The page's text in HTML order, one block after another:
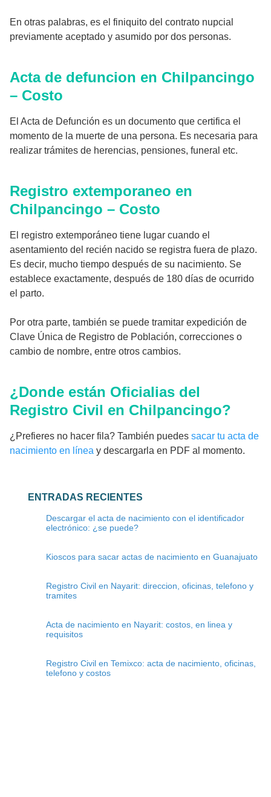
En otras palabras, es el finiquito del contrato nupcial
previamente aceptado y asumido por dos personas.
Acta de defuncion en Chilpancingo
– Costo
El Acta de Defunción es un documento que certifica el
momento de la muerte de una persona. Es necesaria para
realizar trámites de herencias, pensiones, funeral etc.
Registro extemporaneo en
Chilpancingo – Costo
El registro extemporáneo tiene lugar cuando el
asentamiento del recién nacido se registra fuera de plazo.
Es decir, mucho tiempo después de su nacimiento. Se
establece exactamente, después de 180 días de ocurrido
el parto.
Por otra parte, también se puede tramitar expedición de
Clave Única de Registro de Población, correcciones o
cambio de nombre, entre otros cambios.
¿Donde están Oficialias del
Registro Civil en Chilpancingo?
¿Prefieres no hacer fila? También puedes sacar tu acta de
nacimiento en línea y descargarla en PDF al momento.
ENTRADAS RECIENTES
Descargar el acta de nacimiento con el identificador
electrónico: ¿se puede?
Kioscos para sacar actas de nacimiento en Guanajuato
Registro Civil en Nayarit: direccion, oficinas, telefono y
tramites
Acta de nacimiento en Nayarit: costos, en linea y
requisitos
Registro Civil en Temixco: acta de nacimiento, oficinas,
telefono y costos